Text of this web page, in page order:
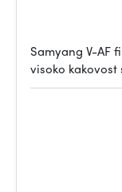
Samyang V-AF
visoko kakovost